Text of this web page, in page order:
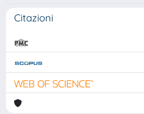
Citazioni